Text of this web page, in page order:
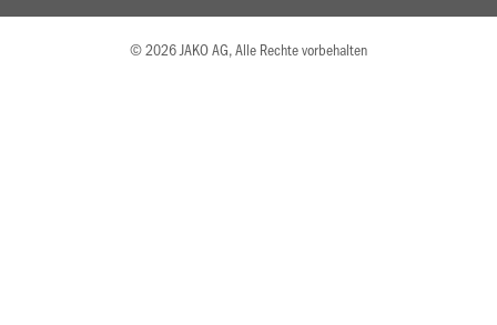
© 2026 JAKO AG, Alle Rechte vorbehalten